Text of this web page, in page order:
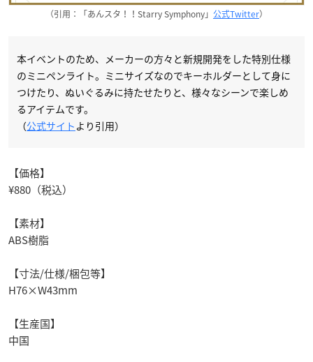
（引用：「あんスタ！！Starry Symphony」 公式Twitter）
本イベントのため、メーカーの方々と新規開発をした特別仕様
のミニペンライト。ミニサイズなのでキーホルダーとして身に
つけたり、ぬいぐるみに持たせたりと、様々なシーンで楽しめ
るアイテムです。
（公式サイト より引用）
【価格】
¥880（税込）
【素材】
ABS樹脂
【寸法/仕様/梱包等】
H76×W43mm
【生産国】
中国